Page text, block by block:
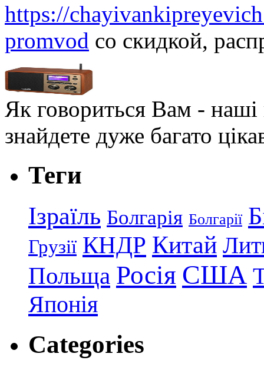
https://
promvod со скидкой,
Як говориться Вам - наші
знайдете дуже багато
Теги
Ізраїль Болгарія Болгарії
Грузії КНДР Китай
Польща Росія США
Японія
Categories